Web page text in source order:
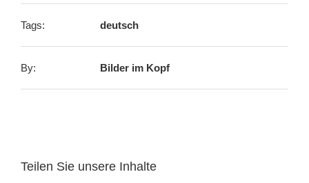
Tags: deutsch
By: Bilder im Kopf
Teilen Sie unsere Inhalte